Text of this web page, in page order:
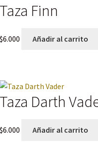
Taza Finn
$6.000 Añadir al carrito
Taza Darth
$6.000 Añadir al carrito